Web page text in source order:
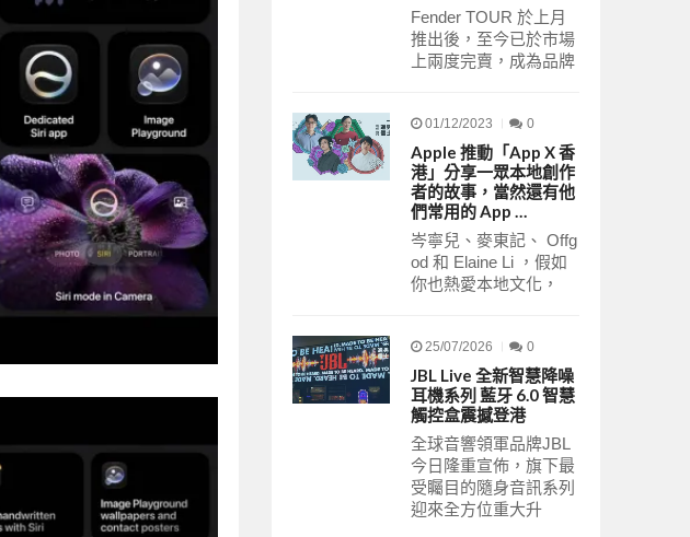
Fender TOUR 於上⽉
推出後，⾄今已於市場
上兩度完賣，成為品牌
01/12/2023 0
Apple 推動「App X 香
港」分享一眾本地創作
者的故事，當然還有他
們常用的 App …
岑寧兒、麥東記、 Offg
od 和 Elaine Li ，假如
你也熱愛本地文化，
25/07/2026 0
JBL Live 全新智慧降噪
耳機系列 藍牙 6.0 智慧
觸控盒震撼登港
全球音響領軍品牌JBL
今日隆重宣佈，旗下最
受矚目的隨身音訊系列
迎來全方位重大升